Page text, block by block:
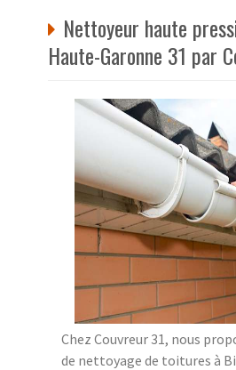
Nettoyeur haute
Haute-Garonne 31 par
Chez Couvreur 31, nous
de nettoyage de toitures à